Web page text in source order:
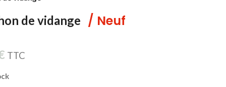
de vidange / Neuf
TTC